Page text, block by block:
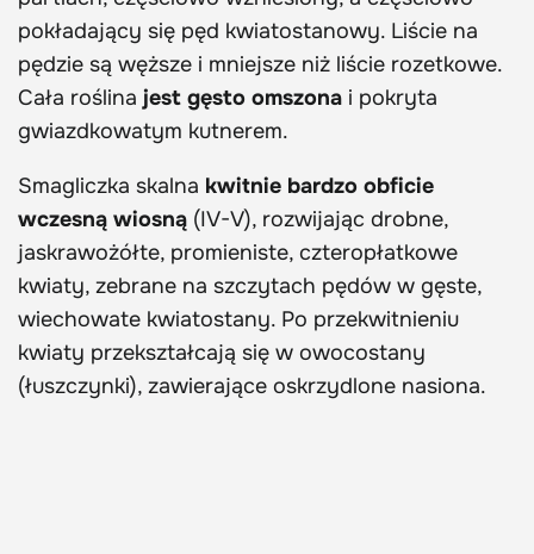
pokładający się pęd kwiatostanowy. Liście na
pędzie są węższe i mniejsze niż liście rozetkowe.
Cała roślina jest gęsto omszona i pokryta
gwiazdkowatym kutnerem.
Smagliczka skalna kwitnie bardzo obficie
wczesną wiosną (IV-V), rozwijając drobne,
jaskrawożółte, promieniste, czteropłatkowe
kwiaty, zebrane na szczytach pędów w gęste,
wiechowate kwiatostany. Po przekwitnieniu
kwiaty przekształcają się w owocostany
(łuszczynki), zawierające oskrzydlone nasiona.